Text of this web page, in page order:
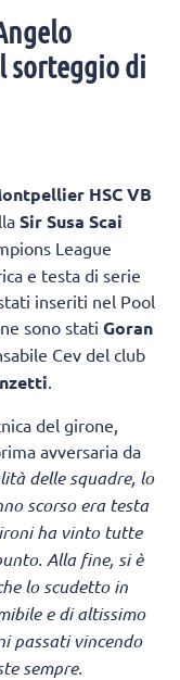
sorteggio di
HSC VB
Sir Susa Scai
League
e testa di serie
inseriti nel Pool
sono stati Goran
Cev del club
.
del girone,
avversaria da
delle squadre, lo
scorso era testa
ha vinto tutte
Alla fine, si è
lo scudetto in
e di altissimo
passati vincendo
sempre.